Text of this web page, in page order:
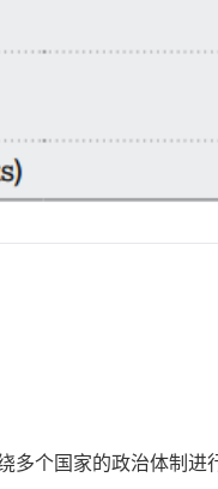
个国家的政治体制